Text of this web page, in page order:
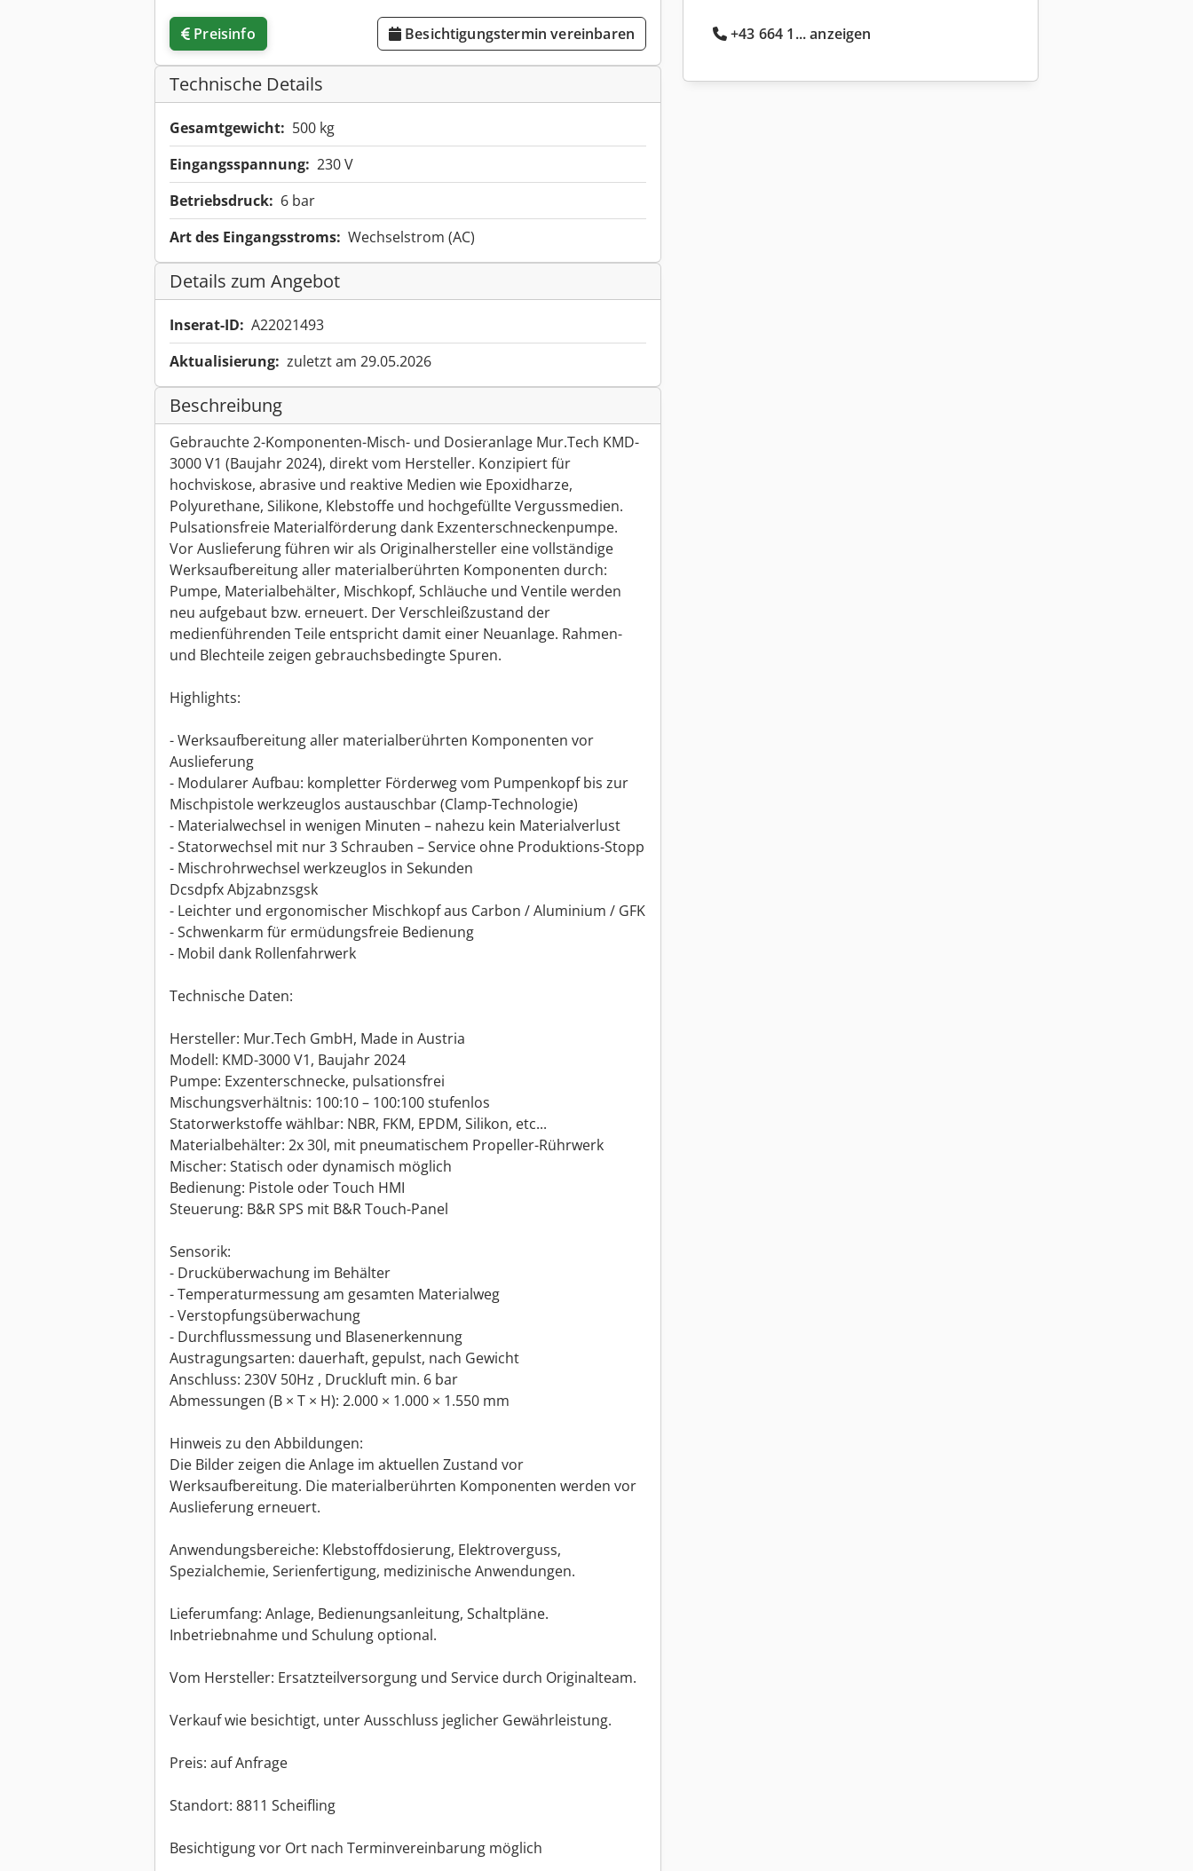
Preisinfo Besichtigungstermin vereinbaren
Technische Details
Gesamtgewicht: 500 kg
Eingangsspannung: 230 V
Betriebsdruck: 6 bar
Art des Eingangsstroms: Wechselstrom (AC)
Details zum Angebot
Inserat-ID: A22021493
Aktualisierung: zuletzt am 29.05.2026
Beschreibung
Gebrauchte 2-Komponenten-Misch- und Dosieranlage Mur.Tech KMD-
3000 V1 (Baujahr 2024), direkt vom Hersteller. Konzipiert für
hochviskose, abrasive und reaktive Medien wie Epoxidharze,
Polyurethane, Silikone, Klebstoffe und hochgefüllte Vergussmedien.
Pulsationsfreie Materialförderung dank Exzenterschneckenpumpe.
Vor Auslieferung führen wir als Originalhersteller eine vollständige
Werksaufbereitung aller materialberührten Komponenten durch:
Pumpe, Materialbehälter, Mischkopf, Schläuche und Ventile werden
neu aufgebaut bzw. erneuert. Der Verschleißzustand der
medienführenden Teile entspricht damit einer Neuanlage. Rahmen-
und Blechteile zeigen gebrauchsbedingte Spuren.
Highlights:
- Werksaufbereitung aller materialberührten Komponenten vor
Auslieferung
- Modularer Aufbau: kompletter Förderweg vom Pumpenkopf bis zur
Mischpistole werkzeuglos austauschbar (Clamp-Technologie)
- Materialwechsel in wenigen Minuten – nahezu kein Materialverlust
- Statorwechsel mit nur 3 Schrauben – Service ohne Produktions-Stopp
- Mischrohrwechsel werkzeuglos in Sekunden
Dcsdpfx Abjzabnzsgsk
- Leichter und ergonomischer Mischkopf aus Carbon / Aluminium / GFK
- Schwenkarm für ermüdungsfreie Bedienung
- Mobil dank Rollenfahrwerk
Technische Daten:
Hersteller: Mur.Tech GmbH, Made in Austria
Modell: KMD-3000 V1, Baujahr 2024
Pumpe: Exzenterschnecke, pulsationsfrei
Mischungsverhältnis: 100:10 – 100:100 stufenlos
Statorwerkstoffe wählbar: NBR, FKM, EPDM, Silikon, etc...
Materialbehälter: 2x 30l, mit pneumatischem Propeller-Rührwerk
Mischer: Statisch oder dynamisch möglich
Bedienung: Pistole oder Touch HMI
Steuerung: B&R SPS mit B&R Touch-Panel
Sensorik:
- Drucküberwachung im Behälter
- Temperaturmessung am gesamten Materialweg
- Verstopfungsüberwachung
- Durchflussmessung und Blasenerkennung
Austragungsarten: dauerhaft, gepulst, nach Gewicht
Anschluss: 230V 50Hz , Druckluft min. 6 bar
Abmessungen (B × T × H): 2.000 × 1.000 × 1.550 mm
Hinweis zu den Abbildungen:
Die Bilder zeigen die Anlage im aktuellen Zustand vor
Werksaufbereitung. Die materialberührten Komponenten werden vor
Auslieferung erneuert.
Anwendungsbereiche: Klebstoffdosierung, Elektroverguss,
Spezialchemie, Serienfertigung, medizinische Anwendungen.
Lieferumfang: Anlage, Bedienungsanleitung, Schaltpläne.
Inbetriebnahme und Schulung optional.
Vom Hersteller: Ersatzteilversorgung und Service durch Originalteam.
Verkauf wie besichtigt, unter Ausschluss jeglicher Gewährleistung.
Preis: auf Anfrage
Standort: 8811 Scheifling
Besichtigung vor Ort nach Terminvereinbarung möglich
+43 664 1... anzeigen